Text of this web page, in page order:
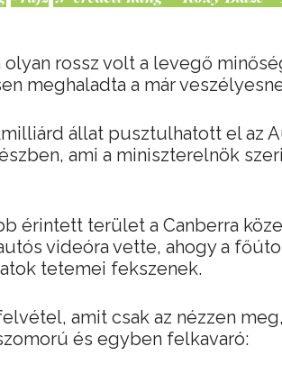
rossz volt a levegő
meghaladta a már
állat pusztulhatott el az
ami a miniszterelnök
érintett terület a Canberra
videóra vette, ahogy a
tetemei fekszenek.
amit csak az nézzen
és egyben felkavaró: